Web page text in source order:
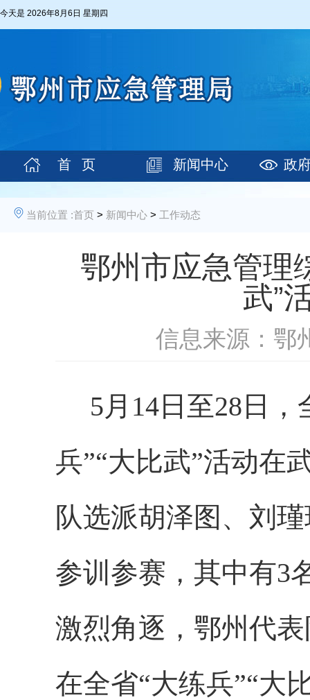
今天是 2026年8月6日 星期四
首 页 新闻中心 政
当前位置 :首页 > 新闻中心 > 工作动态
鄂州市应急管理
武”
信息来源：鄂
5月14日至28日
兵”“大比武”活动在
队选派胡泽图、刘
参训参赛，其中有3
激烈角逐，鄂州代
在全省“大练兵”“大